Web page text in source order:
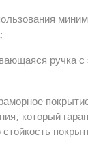
ручка
который